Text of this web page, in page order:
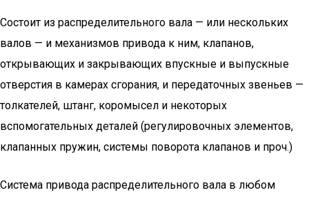
Состоит из распределительного вала — или нескольких
валов — и механизмов привода к ним, клапанов,
открывающих и закрывающих впускные и выпускные
отверстия в камерах сгорания, и передаточных звеньев —
толкателей, штанг, коромысел и некоторых
вспомогательных деталей (регулировочных элементов,
клапанных пружин, системы поворота клапанов и проч.)
Система привода распределительного вала в любом